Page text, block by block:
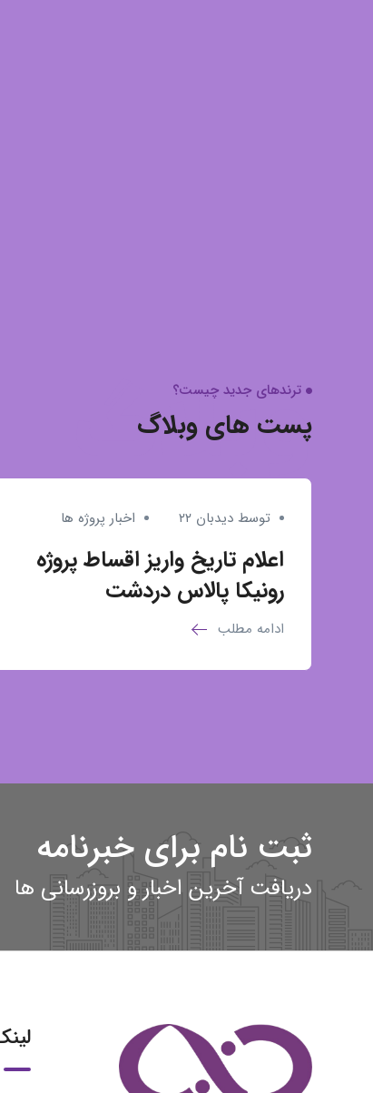
وبلاگ
ترندهای جدید چیست؟
پست های وبلاگ
توسط دیدبان ۲۲ اخبار پروژه ها
اعلام تاریخ واریز اقساط پروژه
رونیکا پالاس دردشت
ادامه مطلب
ثبت نام برای خبرنامه
دریافت آخرین اخبار و بروزرسانی ها